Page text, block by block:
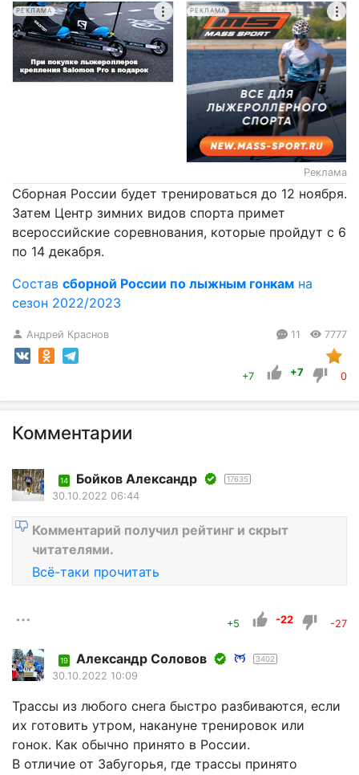
РЕКЛАМА РЕКЛАМА
Реклама
Сборная России будет тренироваться до 12 ноября.
Затем Центр зимних видов спорта примет
всероссийские соревнования, которые пройдут с 6
по 14 декабря.
Состав сборной России по лыжным гонкам на
сезон 2022/2023
Андрей Краснов 11 7777
+7 +7 0
Комментарии
14 Бойков Александр 17635
30.10.2022 06:44
Комментарий получил рейтинг и скрыт
читателями.
Всё-таки прочитать
+5 -22 -27
19 Александр Соловов 3402
30.10.2022 10:09
Трассы из любого снега быстро разбиваются, если
их готовить утром, накануне тренировок или
гонок. Как обычно принято в России.
В отличие от Забугорья, где трассы принято